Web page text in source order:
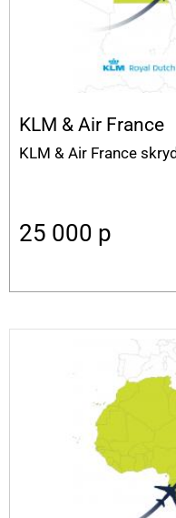
KLM & Air France
KLM & Air France
25 000 p